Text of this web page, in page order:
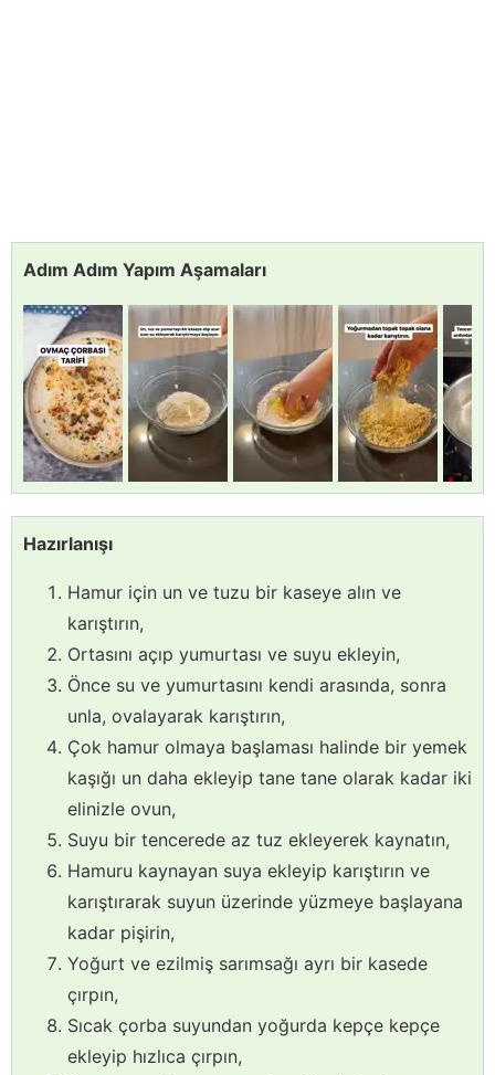
Adım Adım Yapım Aşamaları
Hazırlanışı
Hamur için un ve tuzu bir kaseye alın ve
karıştırın,
Ortasını açıp yumurtası ve suyu ekleyin,
Önce su ve yumurtasını kendi arasında, sonra
unla, ovalayarak karıştırın,
Çok hamur olmaya başlaması halinde bir yemek
kaşığı un daha ekleyip tane tane olarak kadar iki
elinizle ovun,
Suyu bir tencerede az tuz ekleyerek kaynatın,
Hamuru kaynayan suya ekleyip karıştırın ve
karıştırarak suyun üzerinde yüzmeye başlayana
kadar pişirin,
Yoğurt ve ezilmiş sarımsağı ayrı bir kasede
çırpın,
Sıcak çorba suyundan yoğurda kepçe kepçe
ekleyip hızlıca çırpın,